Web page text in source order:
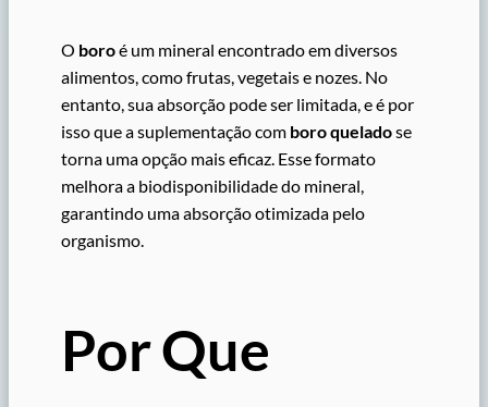
O boroé um mineral encontrado em diversos
alimentos, como frutas, vegetais e nozes. No
entanto, sua absorção pode ser limitada, e é por
isso que a suplementação com boro queladose
torna uma opção mais eficaz. Esse formato
melhora a biodisponibilidade do mineral,
garantindo uma absorção otimizada pelo
organismo.
Por Que